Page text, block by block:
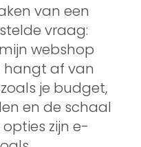
van een
vraag:
webshop
hangt af van
je budget,
en de schaal
zijn e-